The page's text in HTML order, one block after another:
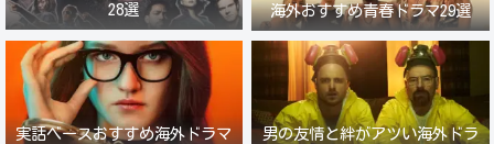
28選
海外おすすめ青春ドラマ29選
実話ベースおすすめ海外ドラマ
男の友情と絆がアツい海外ドラ